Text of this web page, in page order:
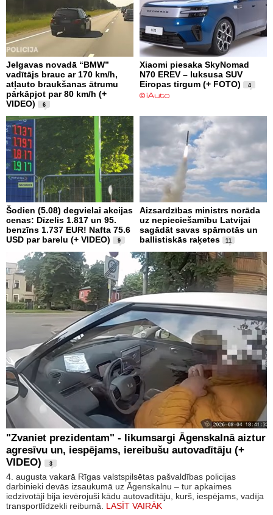
Jelgavas novadā “BMW”
vadītājs brauc ar 170 km/h,
atļauto braukšanas ātrumu
pārkāpjot par 80 km/h (+
VIDEO)
6
Xiaomi piesaka SkyNomad
N70 EREV – luksusa SUV
Eiropas tirgum (+ FOTO)
4
Šodien (5.08) degvielai akcijas
cenas: Dīzelis 1.817 un 95.
benzīns 1.737 EUR! Nafta 75.6
USD par barelu (+ VIDEO)
9
Aizsardzības ministrs norāda
uz nepieciešamību Latvijai
sagādāt savas spārnotās un
ballistiskās raķetes
11
"Zvaniet prezidentam" - likumsargi Āgenskalnā aiztur
agresīvu un, iespējams, iereibušu autovadītāju (+
VIDEO)
3
4. augusta vakarā Rīgas valstspilsētas pašvaldības policijas
darbinieki devās izsaukumā uz Āgenskalnu – tur apkaimes
iedzīvotāji bija ievērojuši kādu autovadītāju, kurš, iespējams, vadīja
transportlīdzekli reibumā. LASĪT VAIRĀK